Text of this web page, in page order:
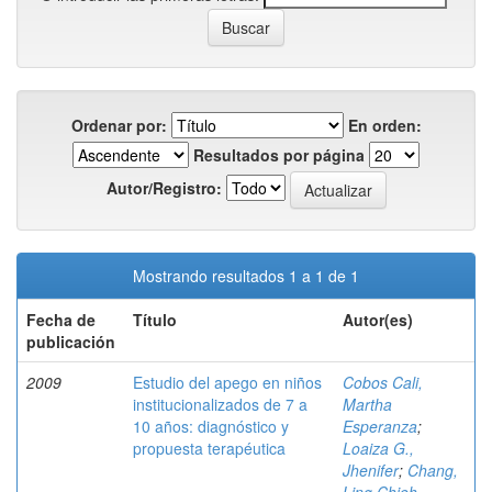
Ordenar por:
En orden:
Resultados por página
Autor/Registro:
Mostrando resultados 1 a 1 de 1
Fecha de
publicación
Título Autor(es)
2009
Estudio del apego en niños
institucionalizados de 7 a
10 años: diagnóstico y
propuesta terapéutica
Cobos Cali,
Martha
Esperanza;
Loaiza G.,
Jhenifer; Chang,